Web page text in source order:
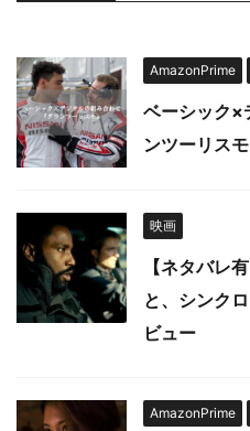
AmazonPrime
ベーシック×
ンツーリスモ
映画
【ネタバレ
と、シンク
ビュー
AmazonPrime